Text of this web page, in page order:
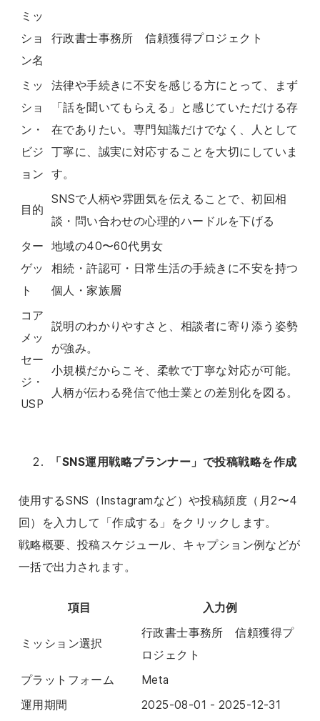
ミッ
ショ
ン名
行政書士事務所 信頼獲得プロジェクト
ミッ
ショ
ン・
ビジ
ョン
法律や手続きに不安を感じる方にとって、まず
「話を聞いてもらえる」と感じていただける存
在でありたい。専門知識だけでなく、人として
丁寧に、誠実に対応することを大切にしていま
す。
目的
SNSで人柄や雰囲気を伝えることで、初回相
談・問い合わせの心理的ハードルを下げる
ター
ゲッ
ト
地域の40〜60代男女
相続・許認可・日常生活の手続きに不安を持つ
個人・家族層
コア
メッ
セー
ジ・
USP
説明のわかりやすさと、相談者に寄り添う姿勢
が強み。
小規模だからこそ、柔軟で丁寧な対応が可能。
人柄が伝わる発信で他士業との差別化を図る。
「SNS運用戦略プランナー」で投稿戦略を作成
使用するSNS（Instagramなど）や投稿頻度（月2〜4
回）を入力して「作成する」をクリックします。
戦略概要、投稿スケジュール、キャプション例などが
一括で出力されます。
項目 入力例
ミッション選択
行政書士事務所 信頼獲得プ
ロジェクト
プラットフォーム
Meta
運用期間
2025-08-01 - 2025-12-31